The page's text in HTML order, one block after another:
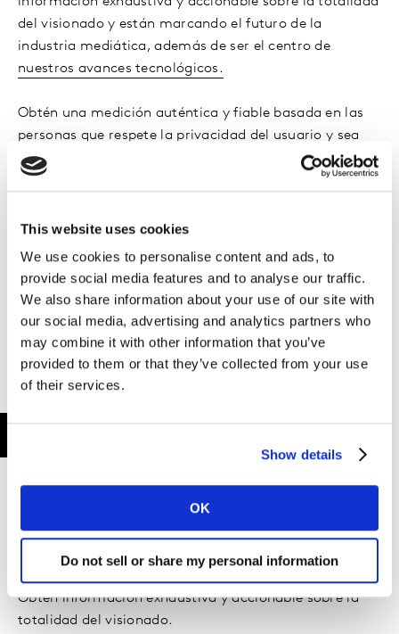
This website uses cookies
We use cookies to personalise content and ads, to
provide social media features and to analyse our traffic.
We also share information about your use of our site with
our social media, advertising and analytics partners who
may combine it with other information that you’ve
provided to them or that they’ve collected from your use
of their services.
Show details
OK
Do not sell or share my personal information
del visionado y están marcando el futuro de la
industria mediática, además de ser el centro de
nuestros avances tecnológicos.
Obtén una medición auténtica y fiable basada en las
personas que respete la privacidad del usuario y sea
utilizada por la industria para tomar decisiones
informadas sobre el comportamiento de los usuarios.
Características principales
Medición basada en las personas
Obtén información exhaustiva y accionable sobre la
totalidad del visionado.